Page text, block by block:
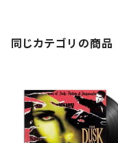
同じカテゴリの商品